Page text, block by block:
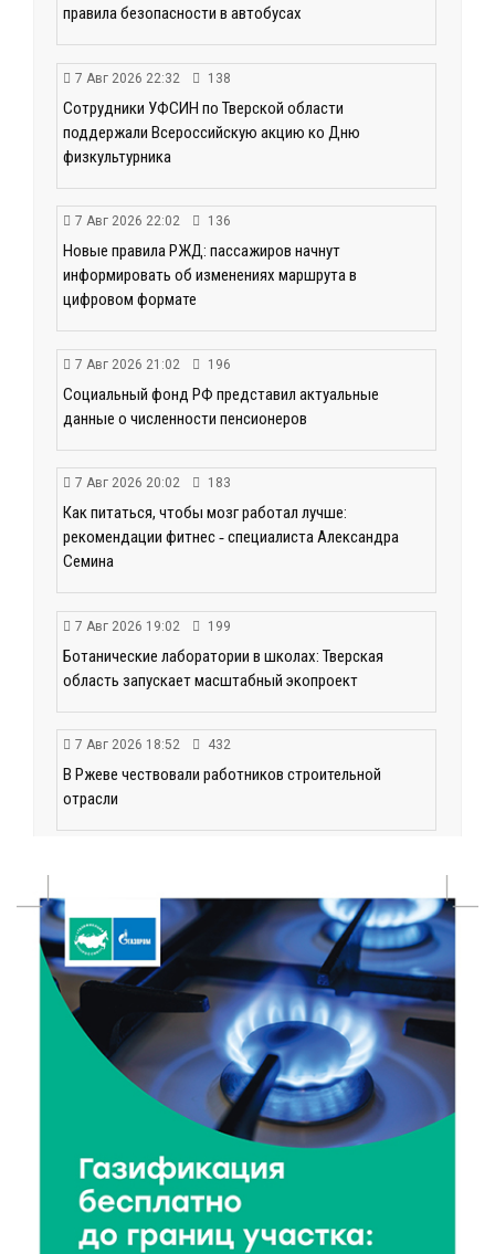
правила безопасности в автобусах
7 Авг 2026 22:32 138
Сотрудники УФСИН по Тверской области
поддержали Всероссийскую акцию ко Дню
физкультурника
7 Авг 2026 22:02 136
Новые правила РЖД: пассажиров начнут
информировать об изменениях маршрута в
цифровом формате
7 Авг 2026 21:02 196
Социальный фонд РФ представил актуальные
данные о численности пенсионеров
7 Авг 2026 20:02 183
Как питаться, чтобы мозг работал лучше:
рекомендации фитнес ‑ специалиста Александра
Семина
7 Авг 2026 19:02 199
Ботанические лаборатории в школах: Тверская
область запускает масштабный экопроект
7 Авг 2026 18:52 432
В Ржеве чествовали работников строительной
отрасли
Зарядка со стражем порядка объединила детей в
«Чайке»
7 Авг 2026 18:02 305
В Нило-Столобенской пустыни началась
реставрация фасада исторической
Крестовоздвиженской церкви
163
День арбуза отметили ребята в Андреапольском
Доме культуры
7 Авг 2026 17:02 210